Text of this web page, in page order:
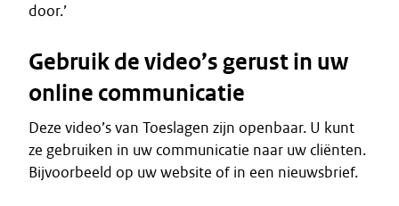
door.’
Gebruik de video’s gerust in uw
online communicatie
Deze video’s van Toeslagen zijn openbaar. U kunt
ze gebruiken in uw communicatie naar uw cliënten.
Bijvoorbeeld op uw website of in een nieuwsbrief.